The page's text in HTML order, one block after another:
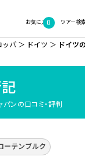
お気に入り
0 ツアー検
ッパ ドイツ ドイツ
パンの口コミ・評判
イツのクリスマ
光あふれる冬の
ーテンブルク